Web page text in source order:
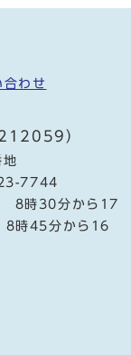
合わせ
）
7744
8時30分から17
8時45分から16